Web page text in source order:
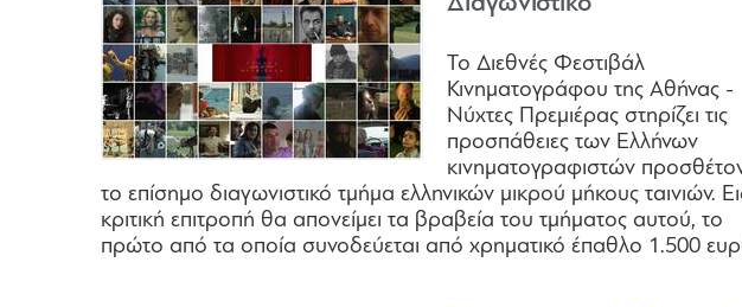
Το Διεθνές Φεστιβάλ
Κινηματογράφου της Αθήνας -
Νύχτες Πρεμιέρας στηρίζει τις
προσπάθειες των Ελλήνων
κινηματογραφιστών
το επίσημο διαγωνιστικό τμήμα ελληνικών μικρού μήκους ταινιών.
κριτική επιτροπή θα απονείμει τα βραβεία του τμήματος αυτού, το
πρώτο από τα οποία συνοδεύεται από χρηματικό έπαθλο 1.500